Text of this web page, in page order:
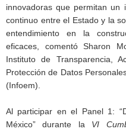
innovadoras que permitan un
continuo entre el Estado y la
entendimiento en la
eficaces, comentó Sharon
Instituto de Transparencia,
Protección de Datos
(Infoem).
Al participar en el Panel 1:
México” durante la VI